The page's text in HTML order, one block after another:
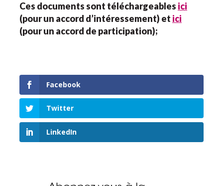
Ces documents sont téléchargeables ici
(pour un accord d’intéressement) et ici
(pour un accord de participation);
Facebook
Twitter
LinkedIn